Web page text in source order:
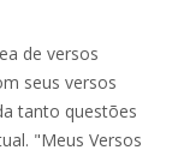
de versos
seus versos
tanto questões
"Meus Versos